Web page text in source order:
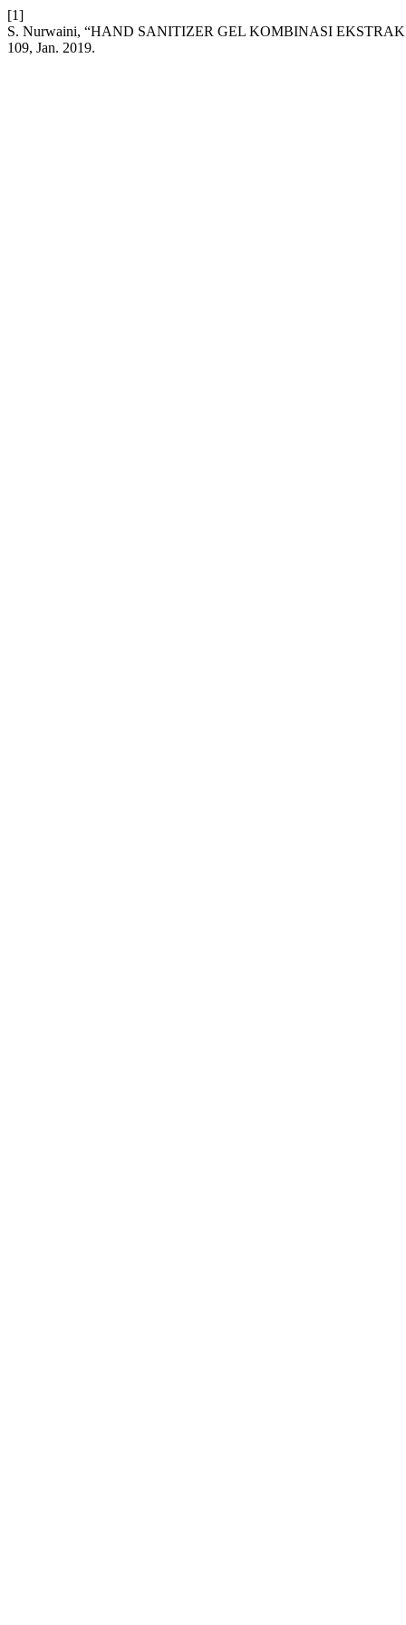
[1]
S. Nurwaini, “HAND SANITIZER GEL KOMBINASI
109, Jan. 2019.